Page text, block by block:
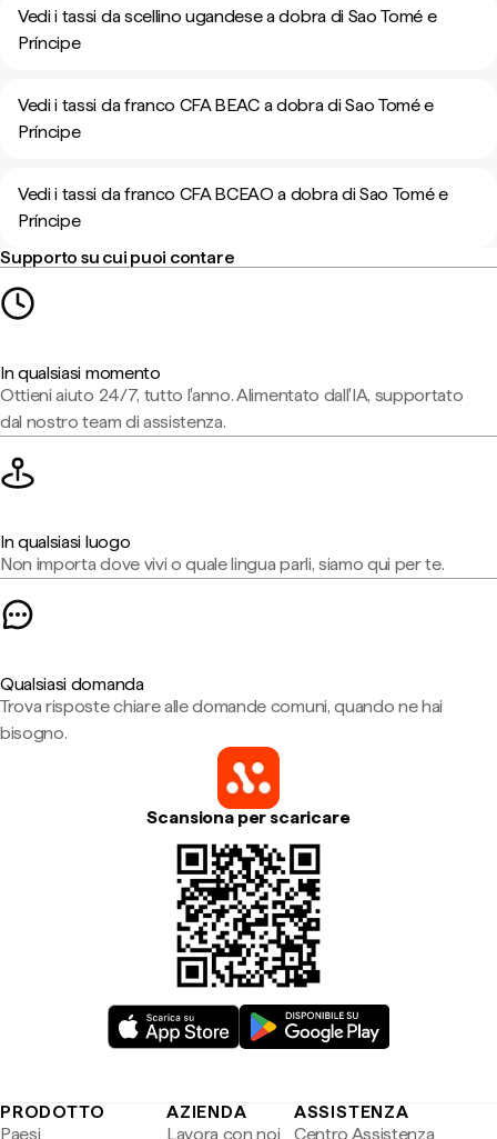
Vedi i tassi da scellino ugandese a dobra di Sao Tomé e
Príncipe
Vedi i tassi da franco CFA BEAC a dobra di Sao Tomé e
Príncipe
Vedi i tassi da franco CFA BCEAO a dobra di Sao Tomé e
Príncipe
Supporto su cui puoi contare
In qualsiasi momento
Ottieni aiuto 24/7, tutto l'anno. Alimentato dall'IA, supportato
dal nostro team di assistenza.
In qualsiasi luogo
Non importa dove vivi o quale lingua parli, siamo qui per te.
Qualsiasi domanda
Trova risposte chiare alle domande comuni, quando ne hai
bisogno.
Scansiona per scaricare
PRODOTTO
Paesi
AZIENDA
Lavora con noi
ASSISTENZA
Centro Assistenza